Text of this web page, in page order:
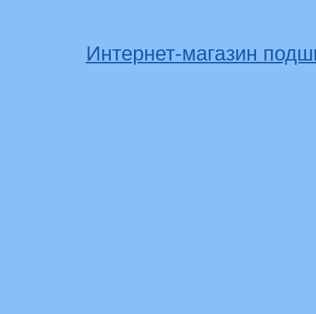
Интернет-магазин